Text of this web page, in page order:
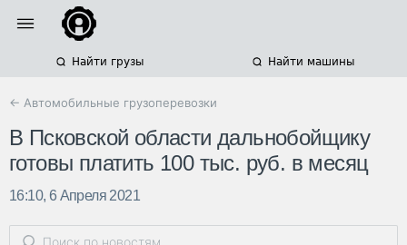
Найти грузы Найти машины
← Автомобильные грузоперевозки
В Псковской области дальнобойщику
готовы платить 100 тыс. руб. в месяц
16:10, 6 Апреля 2021